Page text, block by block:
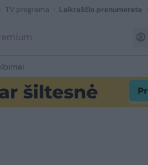
TV programa Laikraščio prenumerata